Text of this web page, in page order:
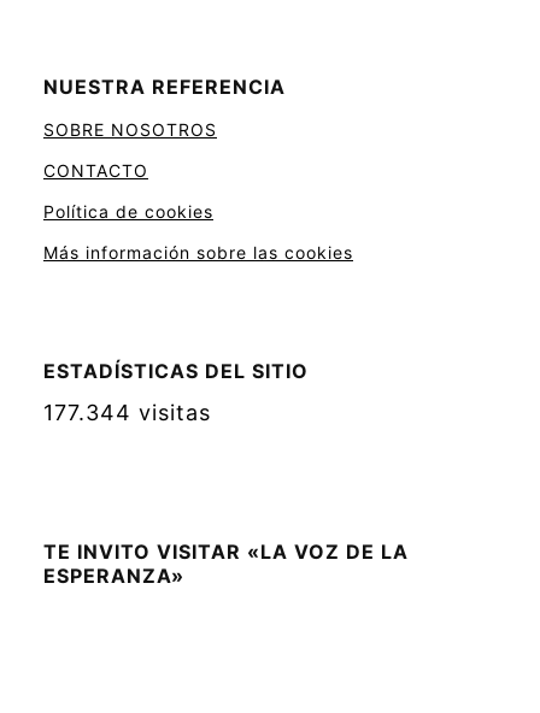
NUESTRA REFERENCIA
SOBRE NOSOTROS
CONTACTO
Política de cookies
Más información sobre las cookies
ESTADÍSTICAS DEL SITIO
177.344 visitas
TE INVITO VISITAR «LA VOZ DE LA
ESPERANZA»